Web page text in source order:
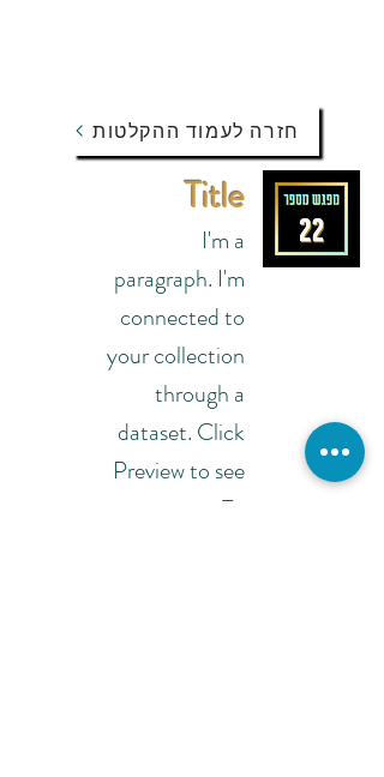
חזרה לעמוד ההקלטות
Title
I'm a
paragraph. I'm
connected to
your collection
through a
dataset. Click
Preview to see
my content. To